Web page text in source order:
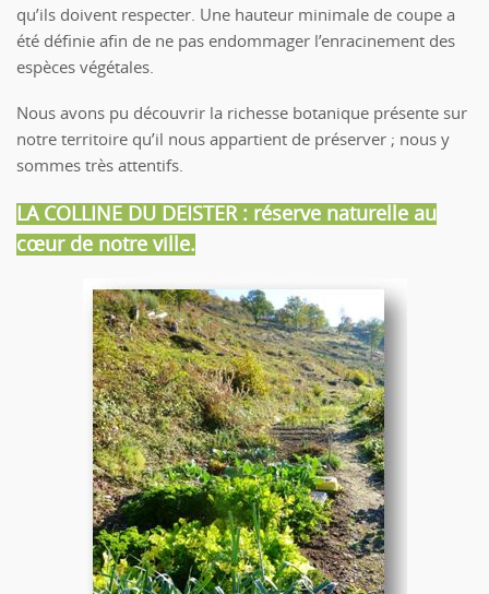
qu’ils doivent respecter. Une hauteur minimale de coupe a
été définie afin de ne pas endommager l’enracinement des
espèces végétales.
Nous avons pu découvrir la richesse botanique présente sur
notre territoire qu’il nous appartient de préserver ; nous y
sommes très attentifs.
LA COLLINE DU DEISTER : réserve naturelle au
cœur de notre ville.